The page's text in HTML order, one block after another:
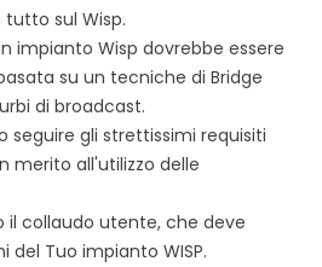
sul Wisp.
impianto Wisp dovrebbe essere
su un tecniche di Bridge
di broadcast.
seguire gli strettissimi requisiti
merito all'utilizzo delle
il collaudo utente, che deve
del Tuo impianto WISP.